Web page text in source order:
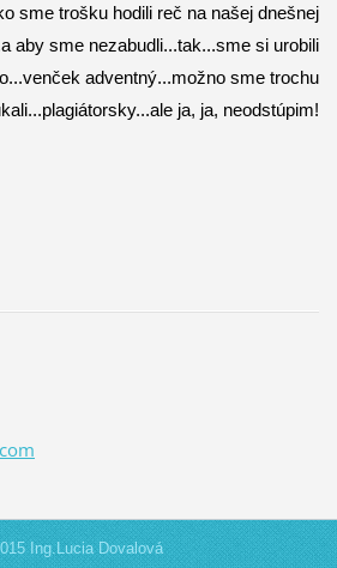
sme trošku hodili reč na našej dnešnej
aby sme nezabudli...tak...sme si urobili
adventný...možno sme trochu
ja, ja, neodstúpim!
Ing.Lucia Dovalová